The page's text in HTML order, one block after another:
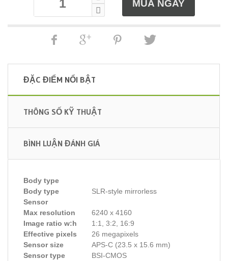
ĐẶC ĐIỂM NỔI BẬT
THÔNG SỐ KỸ THUẬT
BÌNH LUẬN ĐÁNH GIÁ
Body type
Body type
SLR-style mirrorless
Sensor
Max resolution
6240 x 4160
Image ratio w:h
1:1, 3:2, 16:9
Effective pixels
26 megapixels
Sensor size
APS-C (23.5 x 15.6 mm)
Sensor type
BSI-CMOS